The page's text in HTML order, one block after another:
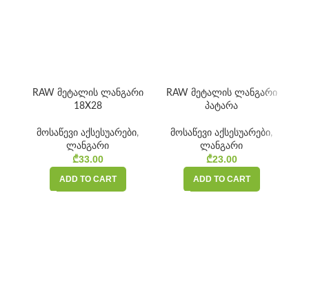
RAW მეტალის ლანგარი
18X28
მოსაწევი აქსესუარები,
ლანგარი
₾33.00
ADD TO CART
RAW მეტალის ლანგარი
პატარა
მოსაწევი აქსესუარები,
ლანგარი
₾23.00
ADD TO CART